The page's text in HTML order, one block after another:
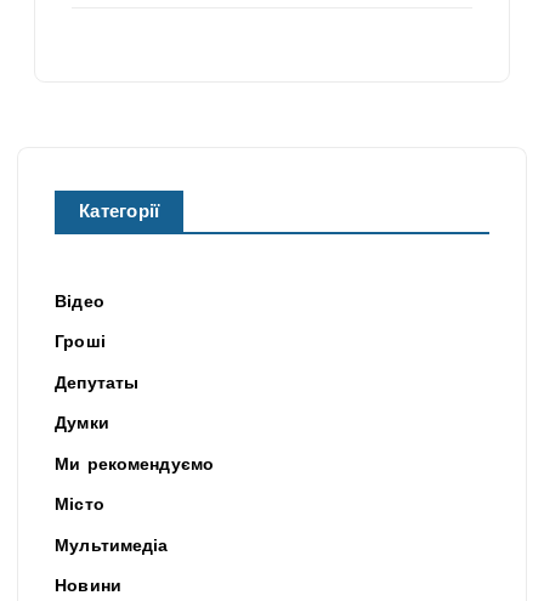
Категорії
Відео
Гроші
Депутаты
Думки
Ми рекомендуємо
Місто
Мультимедіа
Новини